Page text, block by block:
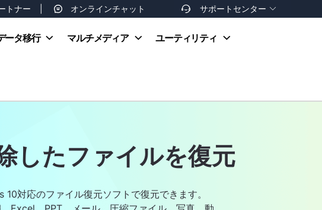
トナー オンラインチャット  サポートセンター 
お支払い方法
ータ移行 マルチメディア ユーティリティ
したファイルを復元
対応のファイル復元ソフトで復元できます。